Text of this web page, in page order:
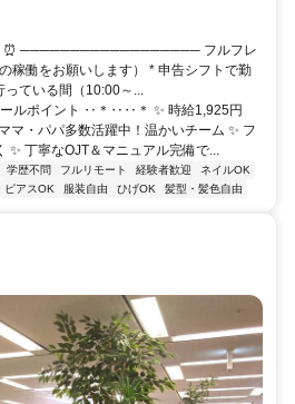
⏰ ────────────────── フルフレ
稼働をお願いします） * 申告シフトで勤
っている間（10:00～...
ルポイント ‥＊‥‥＊ ✨ 時給1,925円
マ・パパ多数活躍中！温かいチーム ✨ フ
✨ 丁寧なOJT＆マニュアル完備で...
学歴不問 フルリモート 経験者歓迎
ネイルOK
ピアスOK 服装自由 ひげOK 髪型・髪色自由